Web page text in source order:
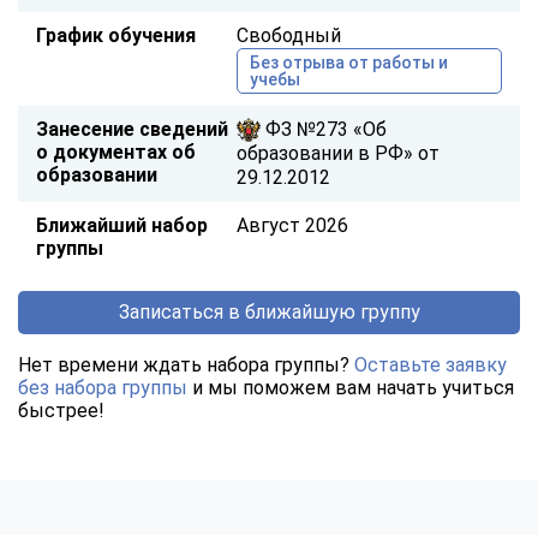
График обучения Свободный
Без отрыва от работы и
учебы
Занесение сведений
о документах об
образовании
ФЗ №273 «Об
образовании в РФ» от
29.12.2012
Ближайший набор
группы
Август 2026
Записаться в ближайшую группу
Нет времени ждать набора группы? Оставьте заявку
без набора группы и мы поможем вам начать учиться
быстрее!